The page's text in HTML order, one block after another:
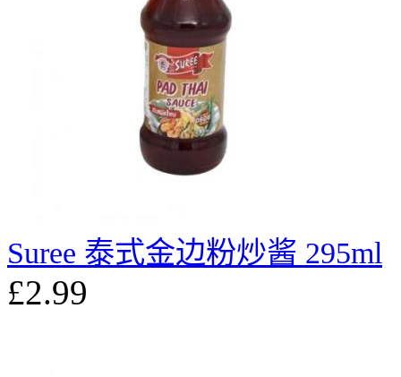
Suree 泰式金边粉炒酱 295ml
£2.99